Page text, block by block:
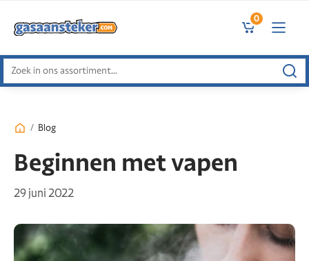
0
Zoeken
naar:
/ Blog
Beginnen met vapen
29 juni 2022